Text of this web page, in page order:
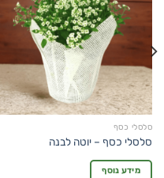
סלסלי כסף
סלסלי כסף – יוטה לבנה
מידע נוסף